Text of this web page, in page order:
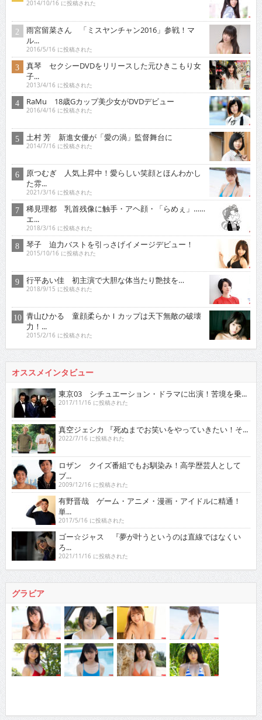
2014/10/16 に投稿された
雨宮留菜さん 「ミスヤンチャン2016」参戦！マ
ル...
2016/5/16 に投稿された
真琴 セクシーDVDをリリースした元ひきこもり女
子...
2013/4/16 に投稿された
RaMu 18歳Gカップ美少女がDVDデビュー
2016/4/16 に投稿された
土村 芳 新進女優が「愛の渦」監督舞台に
2014/7/16 に投稿された
原つむぎ 人気上昇中！愛らしい笑顔とほんわかし
た雰...
2021/3/16 に投稿された
稀見理都 乳首残像に触手・アヘ顔・「らめぇ」……
エ...
2018/3/16 に投稿された
琴子 迫力バストを引っさげイメージデビュー！
2015/10/16 に投稿された
行平あい佳 初主演で大胆な体当たり艶技を…
2018/9/15 に投稿された
青山ひかる 童顔柔らかＩカップは天下無敵の破壊
力！...
2015/2/16 に投稿された
オススメインタビュー
東京03 シチュエーション・ドラマに出演！苦境を乗...
2017/11/16 に投稿された
真空ジェシカ 『死ぬまでお笑いをやっていきたい！そ...
2022/7/16 に投稿された
ロザン クイズ番組でもお馴染み！高学歴芸人として
ブ...
2009/12/16 に投稿された
有野晋哉 ゲーム・アニメ・漫画・アイドルに精通！
単...
2017/5/16 に投稿された
ゴー☆ジャス 『夢が叶うというのは直線ではなくい
ろ...
2021/11/16 に投稿された
グラビア